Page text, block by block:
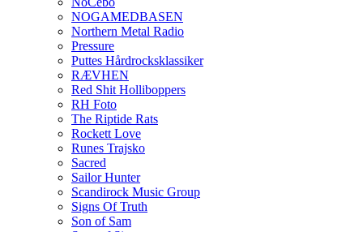
NOGAMEDBASEN
Northern Metal Radio
Pressure
Puttes Hårdrocksklassiker
RÆVHEN
Red Shit Holliboppers
RH Foto
The Riptide Rats
Rockett Love
Runes Trajsko
Sacred
Sailor Hunter
Scandirock Music Group
Signs Of Truth
Son of Sam